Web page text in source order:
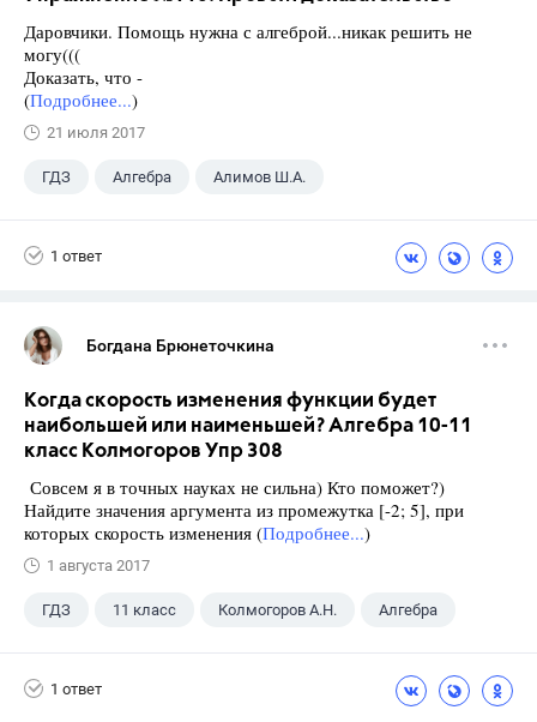
Даровчики. Помощь нужна с алгеброй...никак решить не
могу(((
Доказать, что -
(Подробнее...)
21 июля 2017
ГДЗ Алгебра Алимов Ш.А.
1 ответ
Богдана Брюнеточкина
Когда скорость изменения функции будет
наибольшей или наименьшей? Алгебра 10-11
класс Колмогоров Упр 308
Совсем я в точных науках не сильна) Кто поможет?)
Найдите значения аргумента из промежутка [-2; 5], при
которых скорость изменения (Подробнее...)
1 августа 2017
ГДЗ 11 класс Колмогоров А.Н. Алгебра
1 ответ